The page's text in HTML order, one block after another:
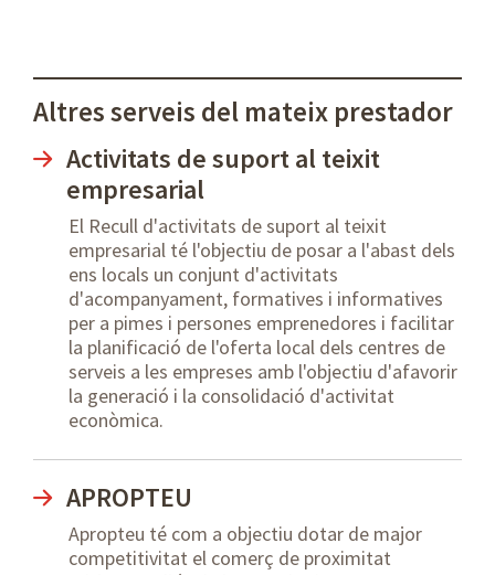
Altres serveis del mateix prestador
Activitats de suport al teixit
empresarial
El Recull d'activitats de suport al teixit
empresarial té l'objectiu de posar a l'abast dels
ens locals un conjunt d'activitats
d'acompanyament, formatives i informatives
per a pimes i persones emprenedores i facilitar
la planificació de l'oferta local dels centres de
serveis a les empreses amb l'objectiu d'afavorir
la generació i la consolidació d'activitat
econòmica.
APROPTEU
Apropteu té com a objectiu dotar de major
competitivitat el comerç de proximitat